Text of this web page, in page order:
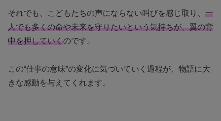
それでも、こどもたちの声にならない叫びを感じ取り、 一
人でも多くの命や未来を守りたいという気持ちが、翼の背
中を押していくのです。
この“仕事の意味”の変化に気づいていく過程が、物語に大
きな感動を与えてくれます。